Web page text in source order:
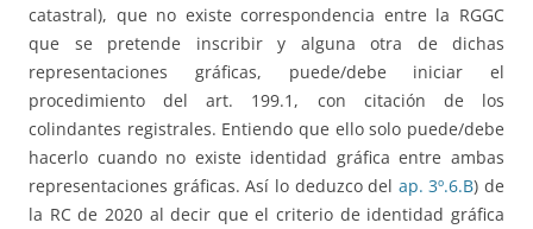
catastral), que no existe correspondencia entre la RGGC
que se pretende inscribir y alguna otra de dichas
representaciones gráficas, puede/debe iniciar el
procedimiento del art. 199.1, con citación de los
colindantes registrales. Entiendo que ello solo puede/debe
hacerlo cuando no existe identidad gráfica entre ambas
representaciones gráficas. Así lo deduzco del ap. 3º.6.B) de
la RC de 2020 al decir que el criterio de identidad gráfica